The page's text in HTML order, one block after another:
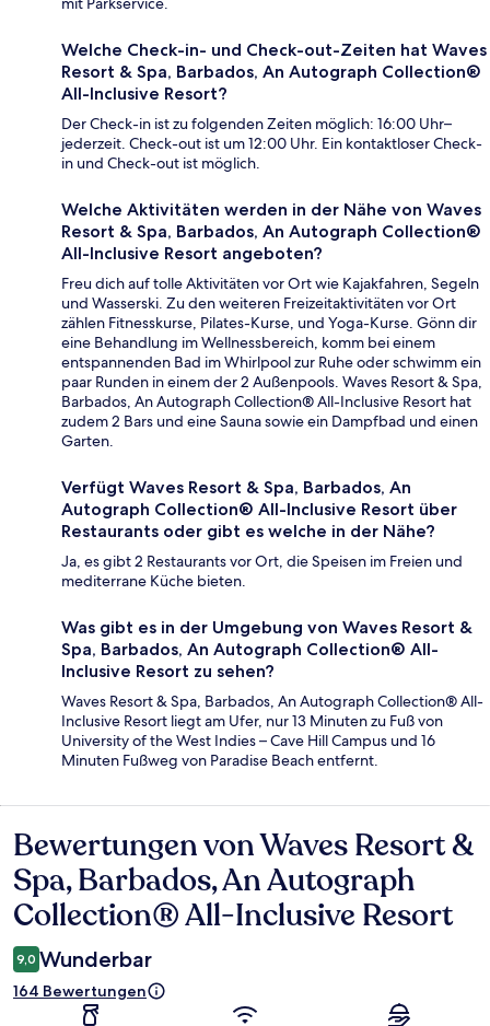
Welche Check-in- und Check-out-Zeiten hat Waves
Resort & Spa, Barbados, An Autograph Collection®
All-Inclusive Resort?
Der Check-in ist zu folgenden Zeiten möglich: 16:00 Uhr–
jederzeit. Check-out ist um 12:00 Uhr. Ein kontaktloser Check-
in und Check-out ist möglich.
Welche Aktivitäten werden in der Nähe von Waves
Resort & Spa, Barbados, An Autograph Collection®
All-Inclusive Resort angeboten?
Freu dich auf tolle Aktivitäten vor Ort wie Kajakfahren, Segeln
und Wasserski. Zu den weiteren Freizeitaktivitäten vor Ort
zählen Fitnesskurse, Pilates-Kurse, und Yoga-Kurse. Gönn dir
eine Behandlung im Wellnessbereich, komm bei einem
entspannenden Bad im Whirlpool zur Ruhe oder schwimm ein
paar Runden in einem der 2 Außenpools. Waves Resort & Spa,
Barbados, An Autograph Collection® All-Inclusive Resort hat
zudem 2 Bars und eine Sauna sowie ein Dampfbad und einen
Garten.
Verfügt Waves Resort & Spa, Barbados, An
Autograph Collection® All-Inclusive Resort über
Restaurants oder gibt es welche in der Nähe?
Ja, es gibt 2 Restaurants vor Ort, die Speisen im Freien und
mediterrane Küche bieten.
Was gibt es in der Umgebung von Waves Resort &
Spa, Barbados, An Autograph Collection® All-
Inclusive Resort zu sehen?
Waves Resort & Spa, Barbados, An Autograph Collection® All-
Inclusive Resort liegt am Ufer, nur 13 Minuten zu Fuß von
University of the West Indies – Cave Hill Campus und 16
Minuten Fußweg von Paradise Beach entfernt.
Bewertungen
Bewertungen von Waves Resort &
Spa, Barbados, An Autograph
Collection® All-Inclusive Resort
9,0 Wunderbar
164 Bewertungen